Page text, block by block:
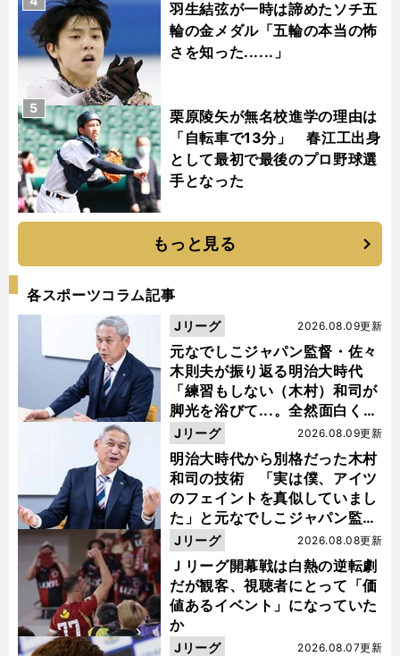
羽生結弦が一時は諦めたソチ五
輪の金メダル「五輪の本当の怖
さを知った......」
栗原陵矢が無名校進学の理由は
「自転車で13分」 春江工出身
として最初で最後のプロ野球選
手となった
5
もっと見る
各スポーツコラム記事
元なでしこジャパン監督・佐々
木則夫が振り返る明治大時代
「練習もしない（木村）和司が
脚光を浴びて...。全然面白くな
い４年間でした」
2026.08.09更新
Jリーグ
明治大時代から別格だった木村
和司の技術 「実は僕、アイツ
のフェイントを真似していまし
た」と元なでしこジャパン監
督・佐々木則夫
2026.08.09更新
Jリーグ
Ｊリーグ開幕戦は白熱の逆転劇
だが観客、視聴者にとって「価
値あるイベント」になっていた
か
2026.08.08更新
Jリーグ
2026.08.07更新
Jリーグ